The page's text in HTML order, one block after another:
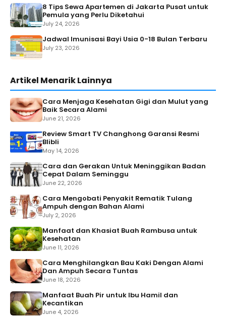
8 Tips Sewa Apartemen di Jakarta Pusat untuk
Pemula yang Perlu Diketahui
July 24, 2026
Jadwal Imunisasi Bayi Usia 0-18 Bulan Terbaru
July 23, 2026
Artikel Menarik Lainnya
Cara Menjaga Kesehatan Gigi dan Mulut yang
Baik Secara Alami
June 21, 2026
Review Smart TV Changhong Garansi Resmi
Blibli
May 14, 2026
Cara dan Gerakan Untuk Meninggikan Badan
Cepat Dalam Seminggu
June 22, 2026
Cara Mengobati Penyakit Rematik Tulang
Ampuh dengan Bahan Alami
July 2, 2026
Manfaat dan Khasiat Buah Rambusa untuk
Kesehatan
June 11, 2026
Cara Menghilangkan Bau Kaki Dengan Alami
Dan Ampuh Secara Tuntas
June 18, 2026
Manfaat Buah Pir untuk Ibu Hamil dan
Kecantikan
June 4, 2026